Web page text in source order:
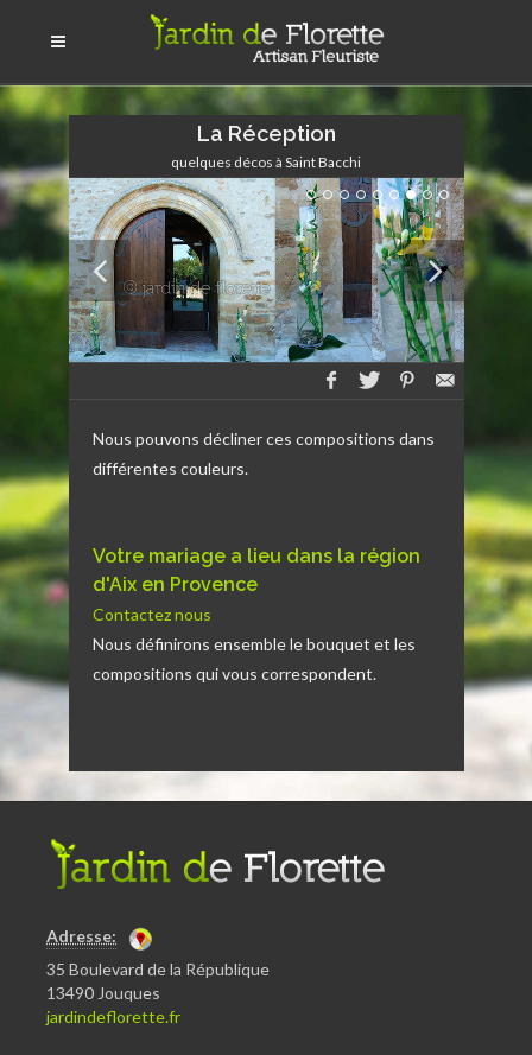
La Réception
quelques décos à Saint Bacchi
Nous pouvons décliner ces compositions dans
différentes couleurs.
Votre mariage a lieu dans la région
d'Aix en Provence
Contactez nous
Nous définirons ensemble le bouquet et les
compositions qui vous correspondent.
Adresse:
35 Boulevard de la République
13490 Jouques
jardindeflorette.fr